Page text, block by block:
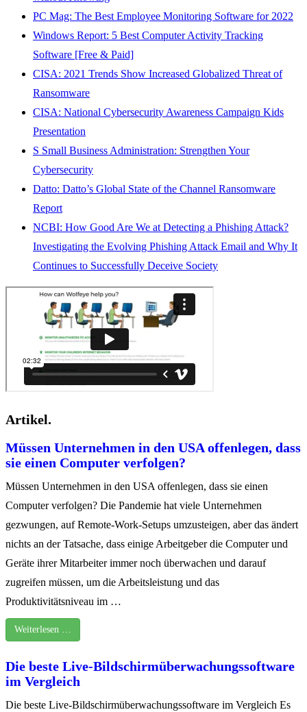
PC Mag: The Best Employee Monitoring Software for 2022
Windows Report: 5 Best Computer Activity Tracking
Software [Free & Paid]
CISA: 2021 Trends Show Increased Globalized Threat of
Ransomware
CISA: National Cybersecurity Awareness Campaign Kids
Presentation
S Small Business Administration: Strengthen Your
Cybersecurity
Datto: Datto’s Global State of the Channel Ransomware
Report
NCBI: How Good Are We at Detecting a Phishing Attack?
Investigating the Evolving Phishing Attack Email and Why It
Continues to Successfully Deceive Society
Artikel.
Müssen Unternehmen in den USA offenlegen, dass
sie einen Computer verfolgen?
Müssen Unternehmen in den USA offenlegen, dass sie einen
Computer verfolgen? Die Pandemie hat viele Unternehmen
gezwungen, auf Remote-Work-Setups umzusteigen, aber das ändert
nichts an der Tatsache, dass einige Arbeitgeber die Computer und
Geräte ihrer Mitarbeiter immer noch überwachen und darauf
zugreifen müssen, um die Arbeitsleistung und das
Produktivitätsniveau im …
Weiterlesen …
Die beste Live-Bildschirmüberwachungssoftware
im Vergleich
Die beste Live-Bildschirmüberwachungssoftware im Vergleich Es